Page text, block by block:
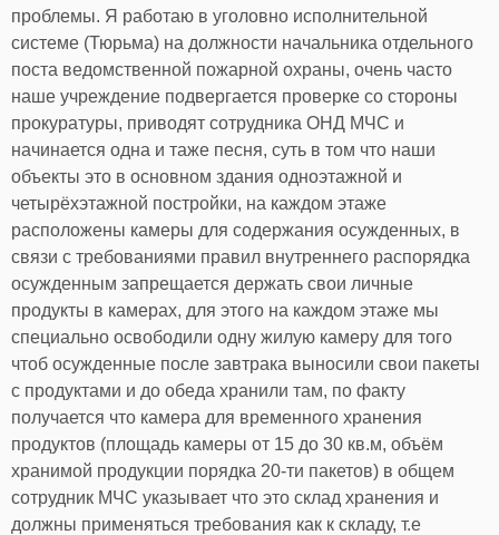
проблемы. Я работаю в уголовно исполнительной
системе (Тюрьма) на должности начальника отдельного
поста ведомственной пожарной охраны, очень часто
наше учреждение подвергается проверке со стороны
прокуратуры, приводят сотрудника ОНД МЧС и
начинается одна и таже песня, суть в том что наши
объекты это в основном здания одноэтажной и
четырёхэтажной постройки, на каждом этаже
расположены камеры для содержания осужденных, в
связи с требованиями правил внутреннего распорядка
осужденным запрещается держать свои личные
продукты в камерах, для этого на каждом этаже мы
специально освободили одну жилую камеру для того
чтоб осужденные после завтрака выносили свои пакеты
с продуктами и до обеда хранили там, по факту
получается что камера для временного хранения
продуктов (площадь камеры от 15 до 30 кв.м, объём
хранимой продукции порядка 20-ти пакетов) в общем
сотрудник МЧС указывает что это склад хранения и
должны применяться требования как к складу, т.е